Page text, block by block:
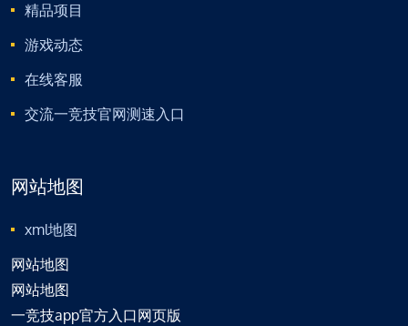
精品项目
游戏动态
在线客服
交流一竞技官网测速入口
网站地图
xml地图
网站地图
网站地图
一竞技app官方入口网页版